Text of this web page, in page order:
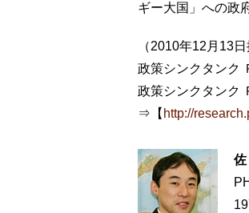
ギー大国」への政
（2010年12月13
政策シンクタンク
政策シンクタンク
⇒【 http://